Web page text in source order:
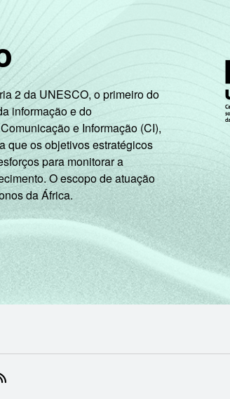
2 da UNESCO, o primeiro do
informação e do
e Informação (CI),
que os objetivos estratégicos
para monitorar a
O escopo de atuação
da África.
EM NOVA ABA)
EM NOVA ABA)
(ABRE EM NOVA ABA)
(ABRE EM NOVA ABA)
NIC.BR (ABRE EM NOVA ABA)
DO NIC.BR (ABRE EM NOVA ABA)
DO NIC.BR (ABRE EM NOVA ABA)
DO NIC.BR (ABRE EM NOVA ABA)